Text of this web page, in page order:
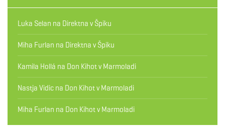
Luka Selan na Direktna v Špiku
Miha Furlan na Direktna v Špiku
Kamila Hollá na Don Kihot v Marmoladi
Nastja Vidic na Don Kihot v Marmoladi
Miha Furlan na Don Kihot v Marmoladi